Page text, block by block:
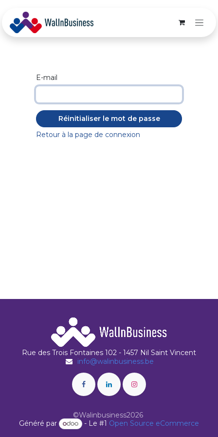
E-mail
Réinitialiser le mot de passe
Retour à la page de connexion
Rue des Trois Fontaines 102 - 1457 Nil Saint Vincent
info@walinbusiness.be
©Walinbusiness2026
Généré par
- Le #1 Open Source eCommerce